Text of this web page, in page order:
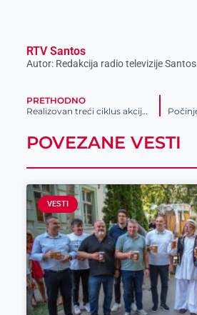
RTV Santos
Autor: Redakcija radio televizije Santos
PRETHODNO
Realizovan treći ciklus akcije „Da nam sela budu bliža“ u Lukićevu
POVEZANE VESTI
VESTI